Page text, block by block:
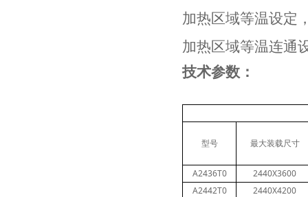
加热区域等温设定
加热区域等温连通
技术参数：
型号 最大装载尺寸
A2436T0
2440X3600
A2442T0
2440X4200